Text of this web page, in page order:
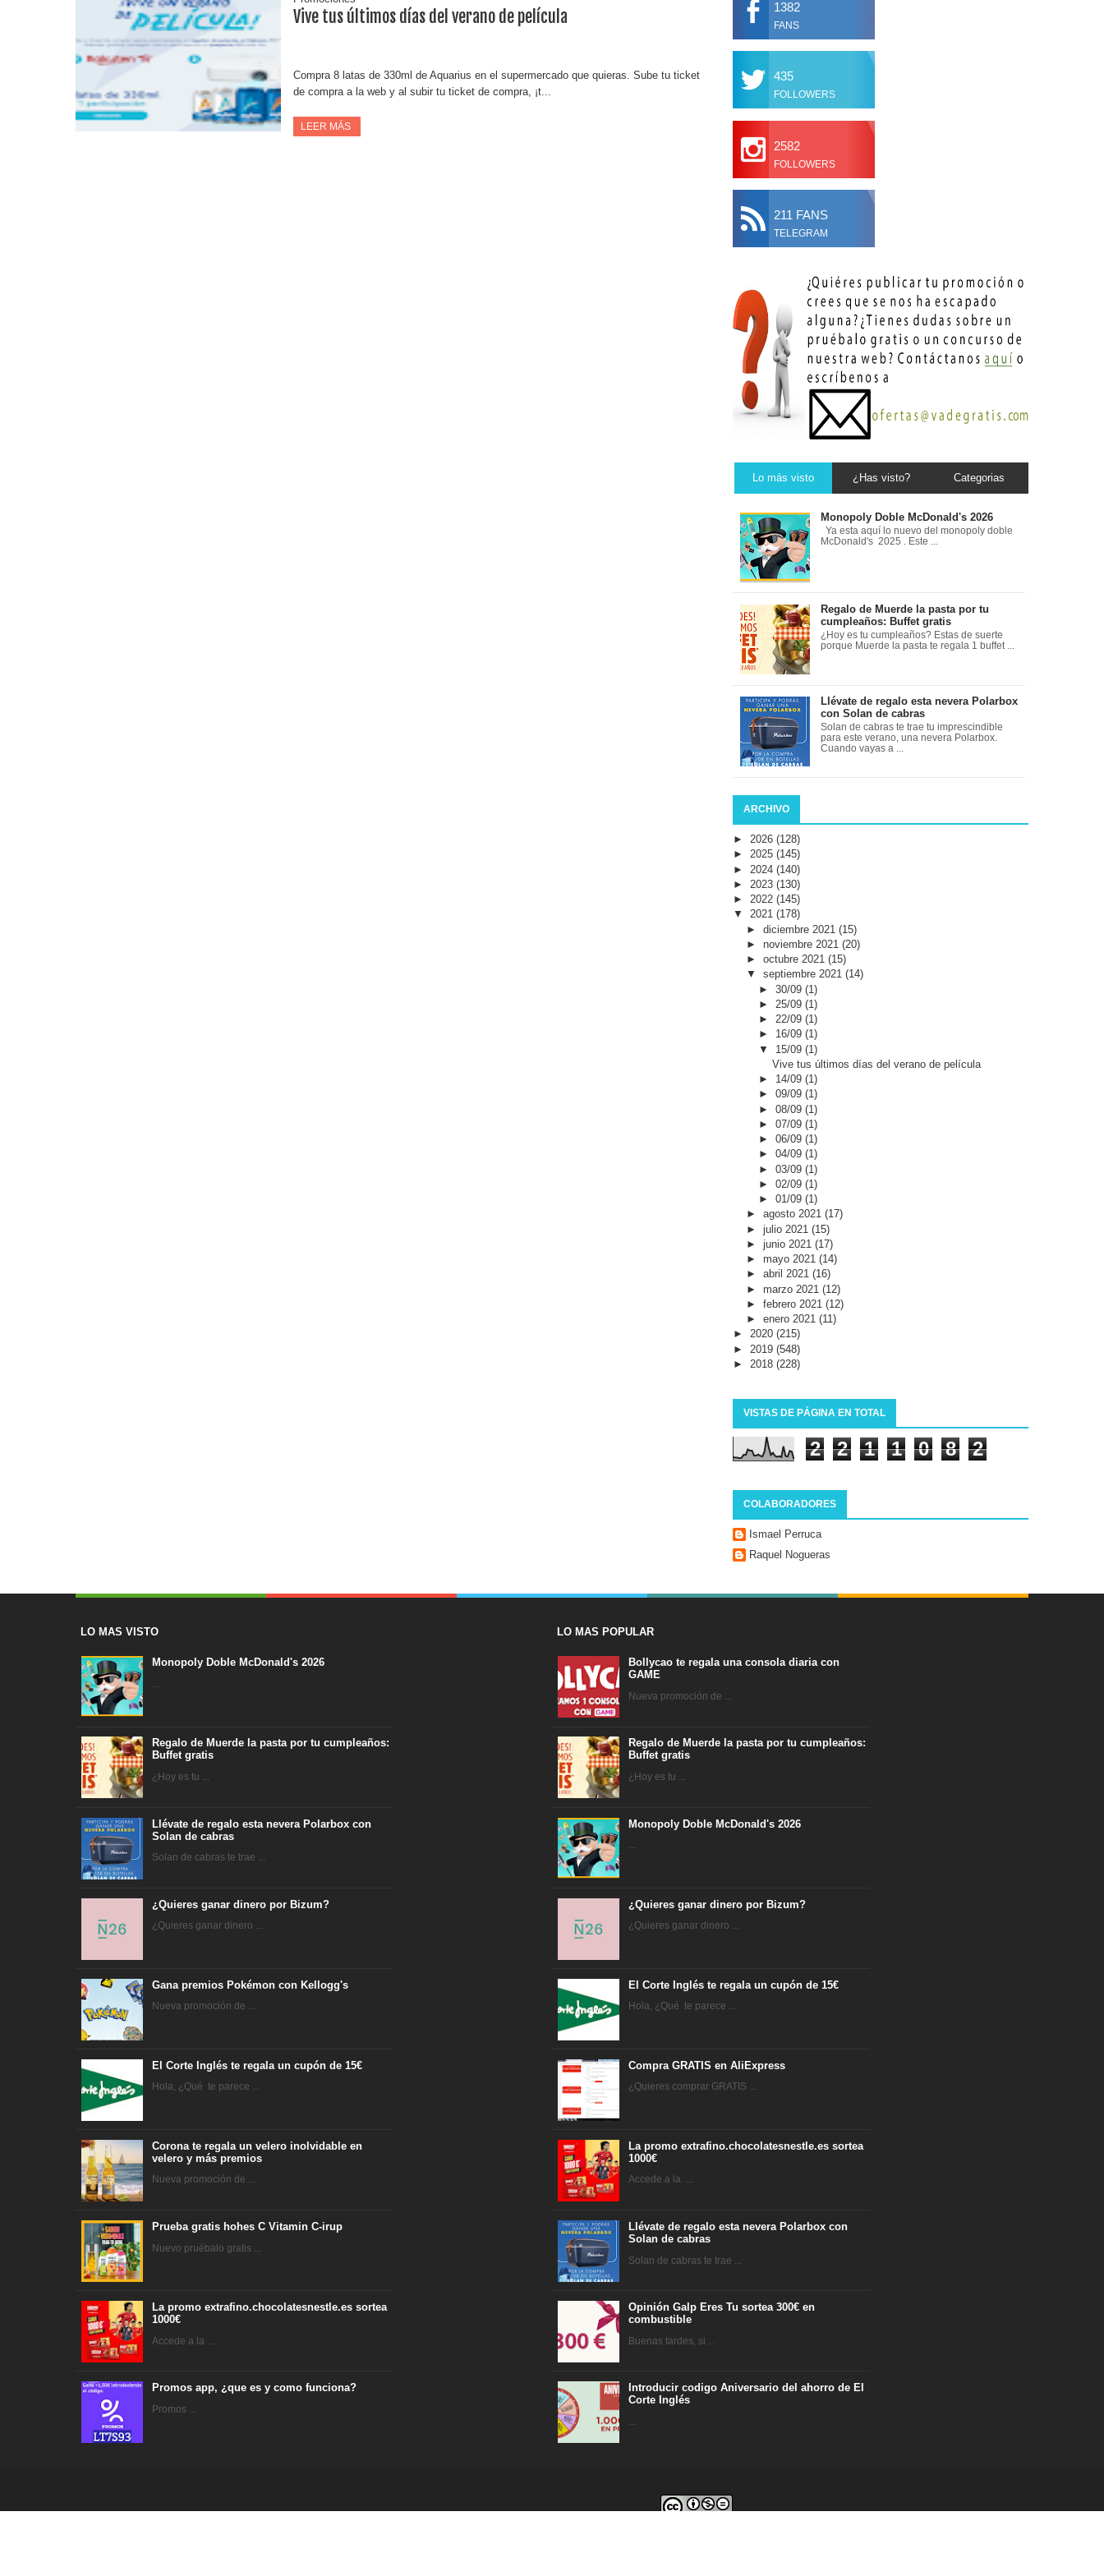
Vive tus últimos días del verano de película
Compra 8 latas de 330ml de Aquarius en el supermercado que quieras. Sube tu ticket
de compra a la web y al subir tu ticket de compra, ¡t...
LEER MÁS
1382
FANS
435
FOLLOWERS
2582
FOLLOWERS
211 FANS
TELEGRAM
Lo más visto ¿Has visto? Categorias
Monopoly Doble McDonald's 2026
Ya esta aquí lo nuevo del monopoly doble
McDonald's 2025 . Este ...
Regalo de Muerde la pasta por tu
cumpleaños: Buffet gratis
¿Hoy es tu cumpleaños? Estas de suerte
porque Muerde la pasta te regala 1 buffet ...
Llévate de regalo esta nevera Polarbox
con Solan de cabras
Solan de cabras te trae tu imprescindible
para este verano, una nevera Polarbox.
Cuando vayas a ...
ARCHIVO
► 2026 (128)
► 2025 (145)
► 2024 (140)
► 2023 (130)
► 2022 (145)
▼ 2021 (178)
► diciembre 2021 (15)
► noviembre 2021 (20)
► octubre 2021 (15)
▼ septiembre 2021 (14)
►30/09(1)
► 25/09(1)
►22/09(1)
► 16/09(1)
▼ 15/09(1)
Vive tus últimos días del verano de película
► 14/09(1)
►09/09(1)
►08/09(1)
►07/09(1)
►06/09(1)
►04/09(1)
►03/09(1)
►02/09(1)
►01/09(1)
► agosto 2021 (17)
► julio 2021 (15)
► junio 2021 (17)
► mayo 2021 (14)
► abril 2021 (16)
► marzo 2021 (12)
► febrero 2021 (12)
► enero 2021 (11)
► 2020 (215)
► 2019 (548)
► 2018 (228)
VISTAS DE PÁGINA EN TOTAL
2 2 1 1 0 8 2
COLABORADORES
Ismael Perruca
Raquel Nogueras
LO MAS VISTO
Monopoly Doble McDonald's 2026
...
Regalo de Muerde la pasta por tu cumpleaños:
Buffet gratis
¿Hoy es tu ...
Llévate de regalo esta nevera Polarbox con
Solan de cabras
Solan de cabras te trae ...
¿Quieres ganar dinero por Bizum?
¿Quieres ganar dinero ...
Gana premios Pokémon con Kellogg's
Nueva promoción de ...
El Corte Inglés te regala un cupón de 15€
Hola, ¿Qué te parece ...
Corona te regala un velero inolvidable en
velero y más premios
Nueva promoción de ...
Prueba gratis hohes C Vitamin C-irup
Nuevo pruébalo gratis ...
La promo extrafino.chocolatesnestle.es sortea
1000€
Accede a la ...
Promos app, ¿que es y como funciona?
Promos ...
LO MAS POPULAR
Bollycao te regala una consola diaria con
GAME
Nueva promoción de ...
Regalo de Muerde la pasta por tu cumpleaños:
Buffet gratis
¿Hoy es tu ...
Monopoly Doble McDonald's 2026
...
¿Quieres ganar dinero por Bizum?
¿Quieres ganar dinero ...
El Corte Inglés te regala un cupón de 15€
Hola, ¿Qué te parece ...
Compra GRATIS en AliExpress
¿Quieres comprar GRATIS ...
La promo extrafino.chocolatesnestle.es sortea
1000€
Accede a la ...
Llévate de regalo esta nevera Polarbox con
Solan de cabras
Solan de cabras te trae ...
Opinión Galp Eres Tu sortea 300€ en
combustible
Buenas tardes, si ...
Introducir codigo Aniversario del ahorro de El
Corte Inglés